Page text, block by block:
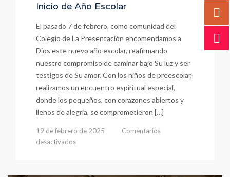
Inicio de Año Escolar
El pasado 7 de febrero, como comunidad del
Colegio de La Presentación encomendamos a
Dios este nuevo año escolar, reafirmando
nuestro compromiso de caminar bajo Su luz y ser
testigos de Su amor. Con los niños de preescolar,
realizamos un encuentro espiritual especial,
donde los pequeños, con corazones abiertos y
llenos de alegría, se comprometieron […]
19 de febrero de 2025
Comentarios
desactivados